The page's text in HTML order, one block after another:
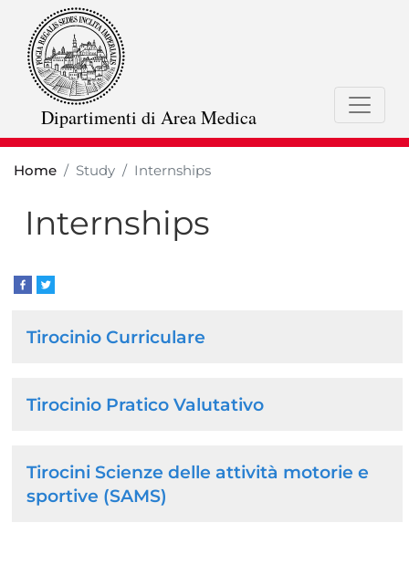
Dipartimenti di Area Medica
Home Study Internships
Internships
Browse
the
section
Tirocinio Curriculare
Tirocinio Pratico Valutativo
Tirocini Scienze delle attività motorie e
sportive (SAMS)